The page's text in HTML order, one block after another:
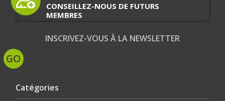
CONSEILLEZ-NOUS DE FUTURS
MEMBRES
INSCRIVEZ-VOUS À LA NEWSLETTER
Catégories